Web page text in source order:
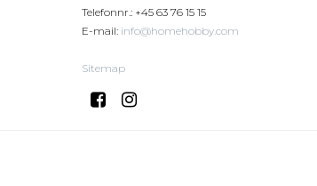
Telefonnr.: +45 63 76 15 15
E-mail: info@homehobby.com
Sitemap